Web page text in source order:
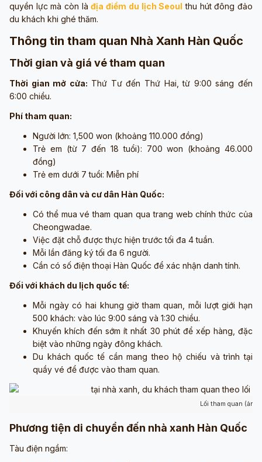
quyền lực mà còn làđịa điểm du lịch Seoul thu hút đông đảo
du khách khi ghé thăm.
Thông tin tham quan Nhà Xanh Hàn Quốc
Thời gian và giá vé tham quan
Thời gian mở cửa: Thứ Tư đến Thứ Hai, từ 9:00 sáng đến
6:00 chiều.
Phí tham quan:
Người lớn: 1,500 won (khoảng 110.000 đồng)
Trẻ em (từ 7 đến 18 tuổi): 700 won (khoảng 46.000
đồng)
Trẻ em dưới 7 tuổi: Miễn phí
Đối với công dân và cư dân Hàn Quốc:
Có thể mua vé tham quan qua trang web chính thức của
Cheongwadae.
Việc đặt chỗ được thực hiện trước tối đa 4 tuần.
Mỗi lần đăng ký tối đa 6 người.
Cần có số điện thoại Hàn Quốc để xác nhận danh tính.
Đối với khách du lịch quốc tế:
Mỗi ngày có hai khung giờ tham quan, mỗi lượt giới hạn
500 khách: vào lúc 9:00 sáng và 1:30 chiều.
Khuyến khích đến sớm ít nhất 30 phút để xếp hàng, đặc
biệt vào những ngày đông khách.
Du khách quốc tế cần mang theo hộ chiếu và trình tại
quầy vé để được vào tham quan.
Lối tham quan (ảnh
Phương tiện di chuyển đến nhà xanh Hàn Quốc
Tàu điện ngầm: